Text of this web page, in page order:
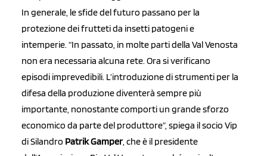
In generale, le sfide del futuro passano per la
protezione dei frutteti da insetti patogeni e
intemperie. “In passato, in molte parti della Val Venosta
non era necessaria alcuna rete. Ora si verificano
episodi imprevedibili. L’introduzione di strumenti per la
difesa della produzione diventerà sempre più
importante, nonostante comporti un grande sforzo
economico da parte del produttore”, spiega il socio Vip
di Silandro Patrik Gamper, che è il presidente